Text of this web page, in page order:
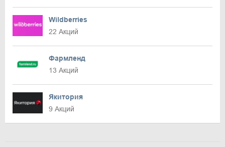
Wildberries
22 Акций
Фармленд
13 Акций
Якитория
9 Акций